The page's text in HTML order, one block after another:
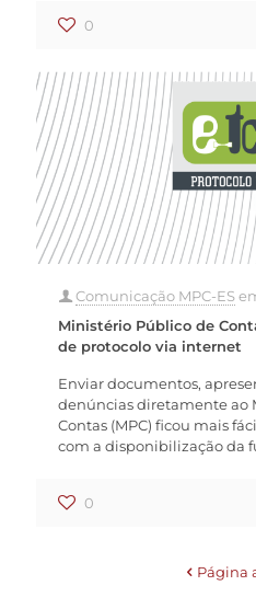
0
Comunicação MPC-ES
Ministério Público de
de protocolo via internet
Enviar documentos,
denúncias diretamente ao
Contas (MPC) ficou mais
com a disponibilização da
0
Página